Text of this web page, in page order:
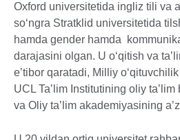
Oxford universitetida ingliz tili va
so‘ngra Stratklid universitetida
hamda gender hamda
darajasini olgan. U o‘qitish va
eʼtibor qaratadi, Milliy
UCL Taʼlim Institutining oliy
va Oliy taʼlim akademiyasining